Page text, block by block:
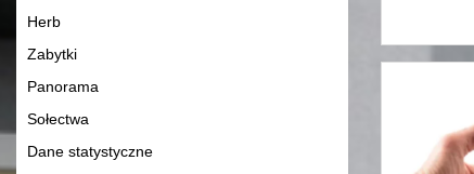
Herb
Zabytki
Panorama
Sołectwa
Dane statystyczne